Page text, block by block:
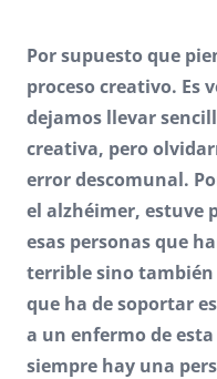
Por supuesto que
proceso creativo. Es
dejamos llevar
creativa, pero
error descomunal.
el alzhéimer, estuve
esas personas que
terrible sino
que ha de soportar
a un enfermo de
siempre hay una